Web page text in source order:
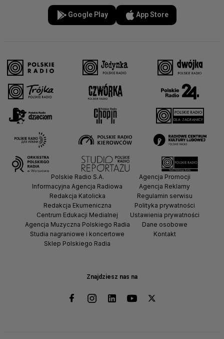
Google Play App Store
Znajdziesz nas na
Polskie Radio S.A.
Informacyjna Agencja Radiowa
Redakcja Katolicka
Redakcja Ekumeniczna
Centrum Edukacji Medialnej
Agencja Muzyczna Polskiego Radia
Studia nagraniowe i koncertowe
Sklep Polskiego Radia
Agencja Promocji
Agencja Reklamy
Regulamin serwisu
Polityka prywatności
Ustawienia prywatności
Dane osobowe
Kontakt